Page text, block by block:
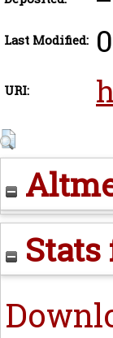
Last Modified:
URI: